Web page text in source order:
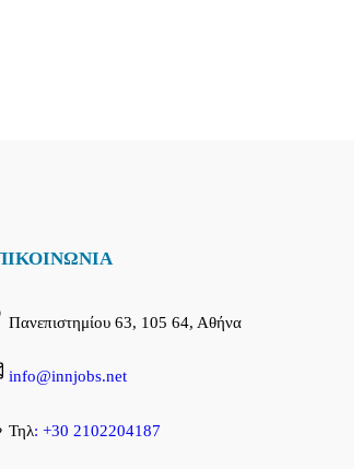
Πανεπιστημίου 63, 105 64, Αθήνα
info@innjobs.net
Τηλ: +30 2102204187